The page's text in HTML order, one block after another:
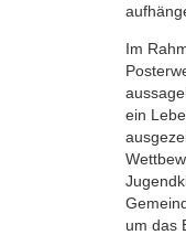
Im
ein
um das